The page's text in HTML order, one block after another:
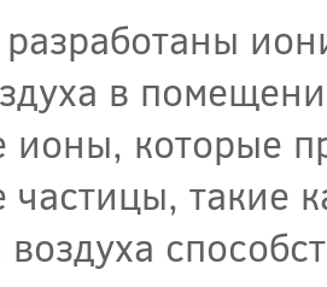
в
которые
такие